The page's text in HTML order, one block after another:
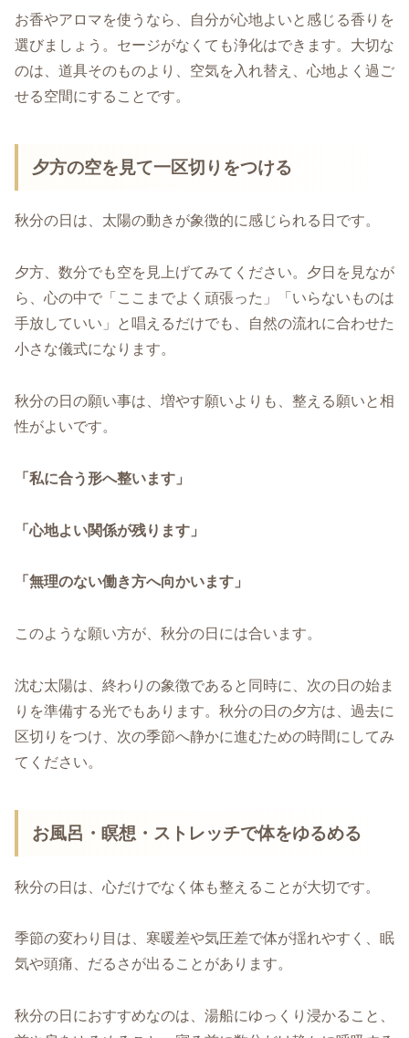
お香やアロマを使うなら、自分が心地よいと感じる香りを
選びましょう。セージがなくても浄化はできます。大切な
のは、道具そのものより、空気を入れ替え、心地よく過ご
せる空間にすることです。
夕方の空を見て一区切りをつける
秋分の日は、太陽の動きが象徴的に感じられる日です。
夕方、数分でも空を見上げてみてください。夕日を見なが
ら、心の中で「ここまでよく頑張った」「いらないものは
手放していい」と唱えるだけでも、自然の流れに合わせた
小さな儀式になります。
秋分の日の願い事は、増やす願いよりも、整える願いと相
性がよいです。
「私に合う形へ整います」
「心地よい関係が残ります」
「無理のない働き方へ向かいます」
このような願い方が、秋分の日には合います。
沈む太陽は、終わりの象徴であると同時に、次の日の始ま
りを準備する光でもあります。秋分の日の夕方は、過去に
区切りをつけ、次の季節へ静かに進むための時間にしてみ
てください。
お風呂・瞑想・ストレッチで体をゆるめる
秋分の日は、心だけでなく体も整えることが大切です。
季節の変わり目は、寒暖差や気圧差で体が揺れやすく、眠
気や頭痛、だるさが出ることがあります。
秋分の日におすすめなのは、湯船にゆっくり浸かること、